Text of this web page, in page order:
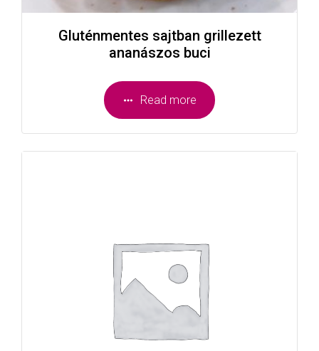
Gluténmentes sajtban grillezett
ananászos buci
Read more